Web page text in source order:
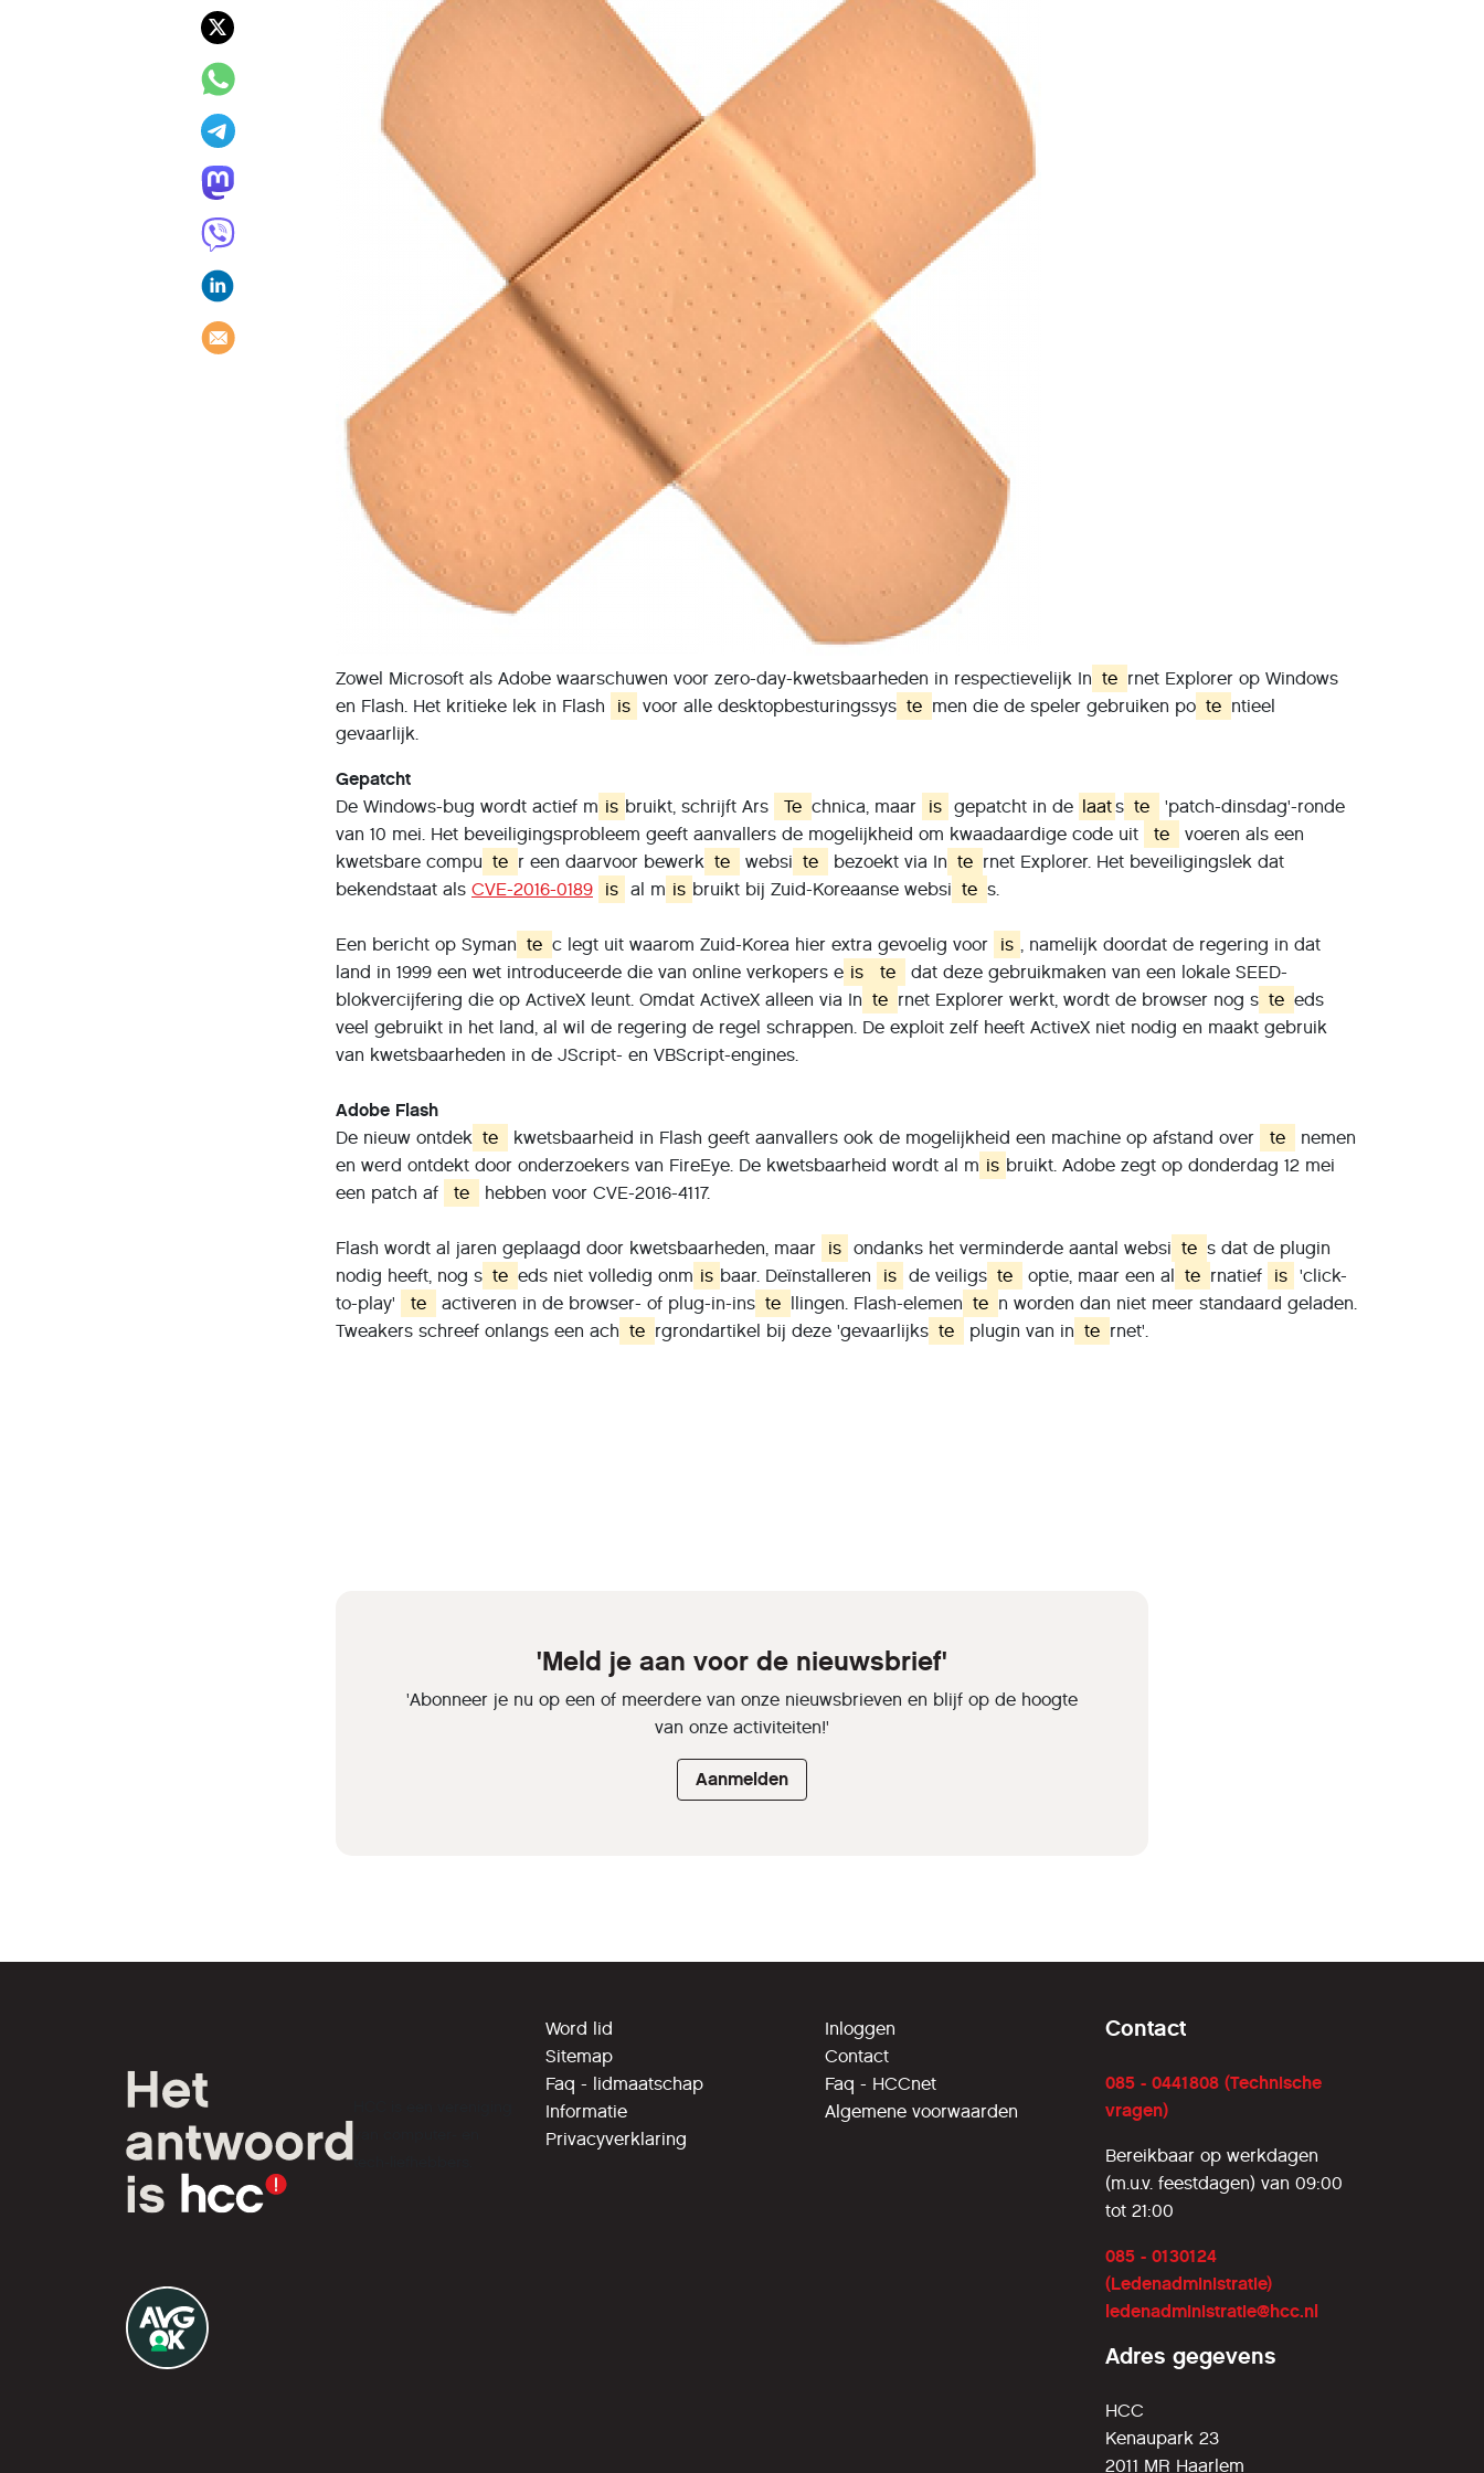
Zowel Microsoft als Adobe waarschuwen voor zero-day-kwetsbaarheden in respectievelijk In te rnet Explorer op Windows
en Flash. Het kritieke lek in Flash
is voor alle desktopbesturingssys te men die de speler gebruiken po te ntieel
gevaarlijk.
Gepatcht
De Windows-bug wordt actief m is bruikt, schrijft Ars Te chnica, maar is gepatcht in de laats te
'patch-dinsdag'-ronde
van 10 mei. Het beveiligingsprobleem geeft aanvallers de mogelijkheid om kwaadaardige code uit
te
voeren als een
kwetsbare compu te r een daarvoor bewerk te websi te bezoekt via In te rnet Explorer. Het beveiligingslek dat
bekendstaat als CVE-2016-0189 is al m is bruikt bij Zuid-Koreaanse websi te s.
Een bericht op Syman te c legt uit waarom Zuid-Korea hier extra gevoelig voor is , namelijk doordat de regering in dat
land in 1999 een wet introduceerde die van online verkopers e is te
dat deze gebruikmaken van een lokale SEED-
blokvercijfering die op ActiveX leunt. Omdat ActiveX alleen via In te rnet Explorer werkt, wordt de browser nog s te eds
veel gebruikt in het land, al wil de regering de regel schrappen. De exploit zelf heeft ActiveX niet nodig en maakt gebruik
van kwetsbaarheden in de JScript- en VBScript-engines.
Adobe Flash
De nieuw ontdek te kwetsbaarheid in Flash geeft aanvallers ook de mogelijkheid een machine op afstand over te
nemen
en werd ontdekt door onderzoekers van FireEye. De kwetsbaarheid wordt al m is bruikt. Adobe zegt op donderdag 12 mei
een patch af
te hebben voor CVE-2016-4117.
Flash wordt al jaren geplaagd door kwetsbaarheden, maar is ondanks het verminderde aantal websi te s dat de plugin
nodig heeft, nog s te eds niet volledig onm is baar. Deïnstalleren is de veiligs te optie, maar een al te rnatief is 'click-
to-play'
te activeren in de browser- of plug-in-ins te llingen. Flash-elemen te n worden dan niet meer standaard geladen.
Tweakers schreef onlangs een ach te rgrondartikel bij deze 'gevaarlijks te plugin van in te rnet'.
'Meld je aan voor de nieuwsbrief'
'Abonneer je nu op een of meerdere van onze nieuwsbrieven en blijf op de hoogte
van onze activiteiten!'
Aanmelden
tech-liefhebbers.
Word lid
Sitemap
Faq - lidmaatschap
Informatie
Privacyverklaring
Inloggen
Contact
Faq - HCCnet
Algemene voorwaarden
Contact
085 - 0441808 (Technische
vragen)
Bereikbaar op werkdagen
(m.u.v. feestdagen) van 09:00
tot 21:00
085 - 0130124
(Ledenadministratie)
ledenadministratie@hcc.nl
Adres gegevens
HCC
Kenaupark 23
2011 MR Haarlem